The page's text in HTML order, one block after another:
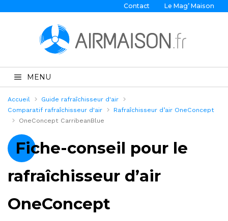
Contact Le Mag’ Maison
MENU
Accueil
Guide rafraîchisseur d'air
Comparatif rafraîchisseur d'air
Rafraîchisseur d’air OneConcept
OneConcept CarribeanBlue
Fiche-conseil pour le
rafraîchisseur d’air
OneConcept